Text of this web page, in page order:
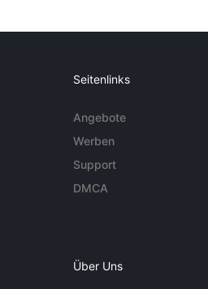
Seitenlinks
Angebote
Werben
Support
DMCA
Über Uns